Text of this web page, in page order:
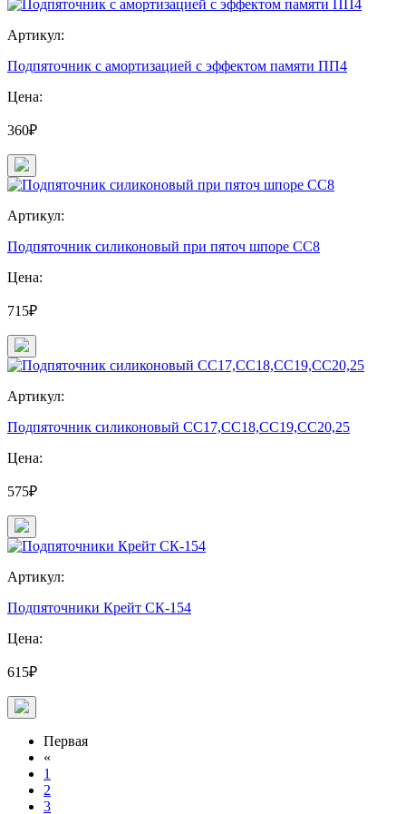
Артикул:
Подпяточник с амортизацией с эффектом памяти ПП4
Цена:
360₽
Артикул:
Подпяточник силиконовый при пяточ шпоре СС8
Цена:
715₽
Артикул:
Подпяточник силиконовый СС17,СС18,СС19,СС20,25
Цена:
575₽
Артикул:
Подпяточники Крейт СК-154
Цена:
615₽
Первая
«
1
2
3